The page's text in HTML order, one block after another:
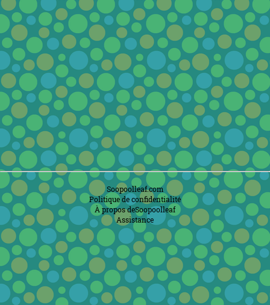
Soopoolleaf.com
Politique de confidentialité
À propos deSoopoolleaf
Assistance